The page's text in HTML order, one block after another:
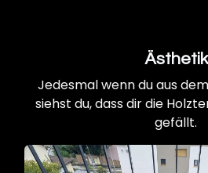
Ästhetik
Jedesmal wenn du aus
siehst du, dass dir die
gefällt.